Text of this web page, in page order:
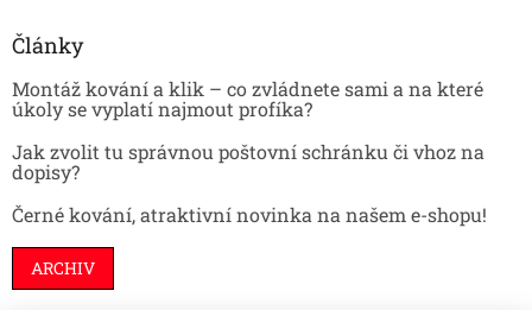
Články
Montáž kování a klik – co zvládnete sami a na které
úkoly se vyplatí najmout profíka?
Jak zvolit tu správnou poštovní schránku či vhoz na
dopisy?
Černé kování, atraktivní novinka na našem e-shopu!
ARCHIV